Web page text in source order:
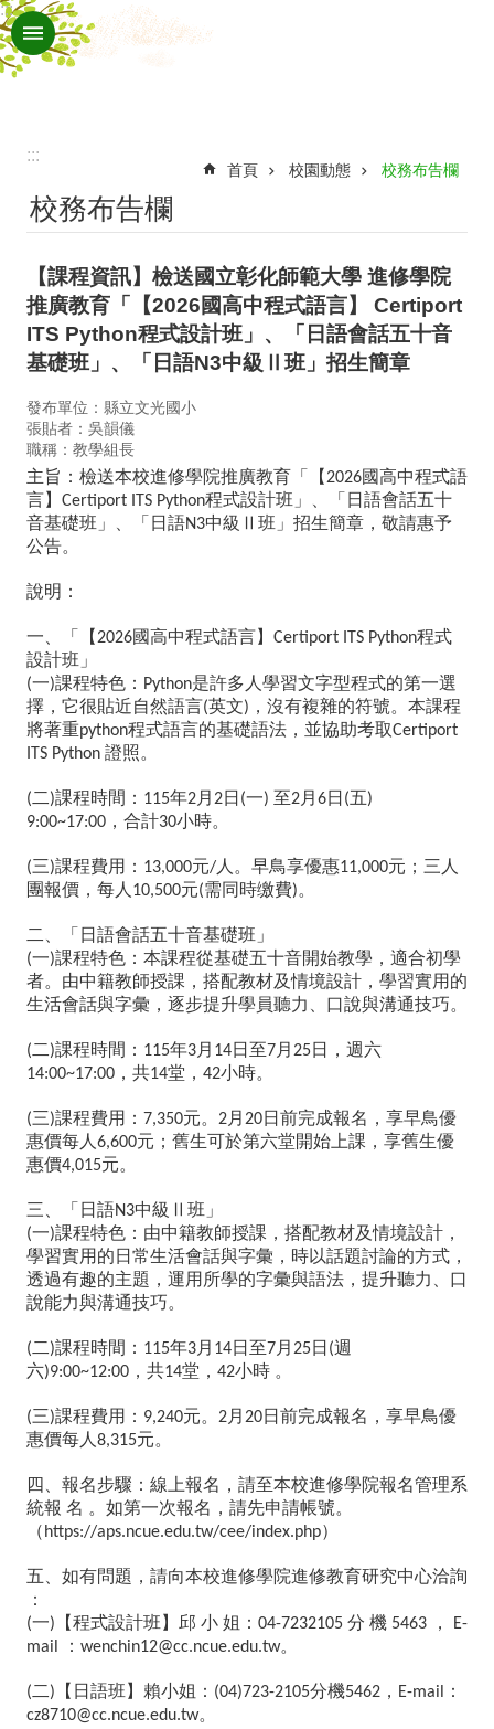
跳到主要內容區塊
進
認
行
政
室
班
級
相
關
務
化
程
畫
學
習
專
校
園
成
回
首
頁
林
縣
育
網
文
光
系
統
登
入
後
台
:::
:::
首頁 校園動態 校務布告欄
校務布告欄
【課程資訊】檢送國立彰化師範大學 進修學院
推廣教育「【2026國高中程式語言】 Certiport
ITS Python程式設計班」、「日語會話五十音
基礎班」、「日語N3中級Ⅱ班」招生簡章
發布單位：縣立文光國小
張貼者：吳韻儀
職稱：教學組長
主旨：檢送本校進修學院推廣教育「【2026國高中程式語
言】 Certiport ITS Python程式設計班」、「日語會話五十
音基礎班」、「日語N3中級Ⅱ班」招生簡章，敬請惠予
公告。
說明：
一、「【2026國高中程式語言】 Certiport ITS Python程式
設計班」
(一)課程特色： Python是許多人學習文字型程式的第一選
擇，它很貼近自然語言(英文) ，沒有複雜的符號。本課程
將著重python程式語言的基礎語法，並協助考取Certiport
ITS Python 證照。
(二)課程時間： 115年2月 2日 (一) 至2月 6日 (五)
9:00~17:00 ，合計30小時。
(三)課程費用： 13,000元/人。早鳥享優惠11,000元；三人
團報價，每人10,500元(需同時缴費)。
二、「日語會話五十音基礎班」
(一)課程特色：本課程從基礎五十音開始教學，適合初學
者。由中籍教師授課，搭配教材及情境設計，學習實用的
生活會話與字彙，逐步提升學員聽力、口說與溝通技巧。
(二)課程時間： 115年3月 14日至7月 25日，週六
14:00~17:00 ，共14堂， 42小時。
(三)課程費用： 7,350元。 2月 20日前完成報名，享早鳥優
惠價每人6,600元；舊生可於第六堂開始上課，享舊生優
惠價4,015元。
三、「日語N3中級Ⅱ班」
(一)課程特色：由中籍教師授課，搭配教材及情境設計，
學習實用的日常生活會話與字彙，時以話題討論的方式，
透過有趣的主題，運用所學的字彙與語法，提升聽力、口
說能力與溝通技巧。
(二)課程時間： 115年3月 14日至7月 25日 (週
六)9:00~12:00 ，共14堂， 42小時 。
(三)課程費用： 9,240元。 2月 20日前完成報名，享早鳥優
惠價每人8,315元。
四、報名步驟：線上報名，請至本校進修學院報名管理系
統報 名 。如第一次報名，請先申請帳號。
（https://aps.ncue.edu.tw/cee/index.php）
五、如有問題，請向本校進修學院進修教育研究中心洽詢
：
(一) 【程式設計班】邱 小 姐： 04-7232105 分 機 5463 ，
E-
mail
： wenchin12@cc.ncue.edu.tw。
(二) 【日語班】賴小姐： (04)723-2105分機5462 ， E-mail ：
cz8710@cc.ncue.edu.tw。